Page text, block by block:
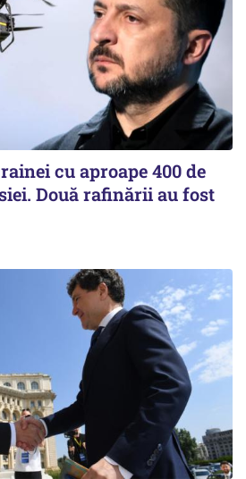
cu aproape 400 de
Două rafinării au fost